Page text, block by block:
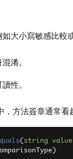
大小寫敏感比較
淆。
性。
方法簽章通常看
( string value
)